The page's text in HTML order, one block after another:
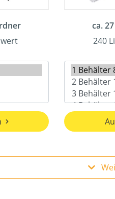
ca.
240